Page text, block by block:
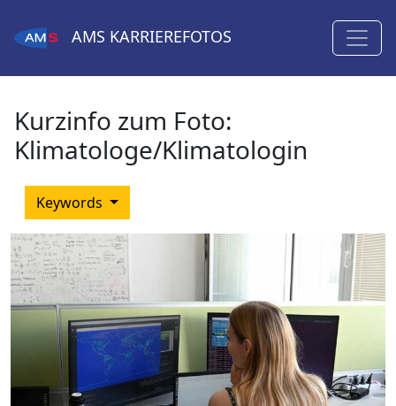
AMS KARRIEREFOTOS
Kurzinfo zum Foto:
Klimatologe/Klimatologin
Keywords